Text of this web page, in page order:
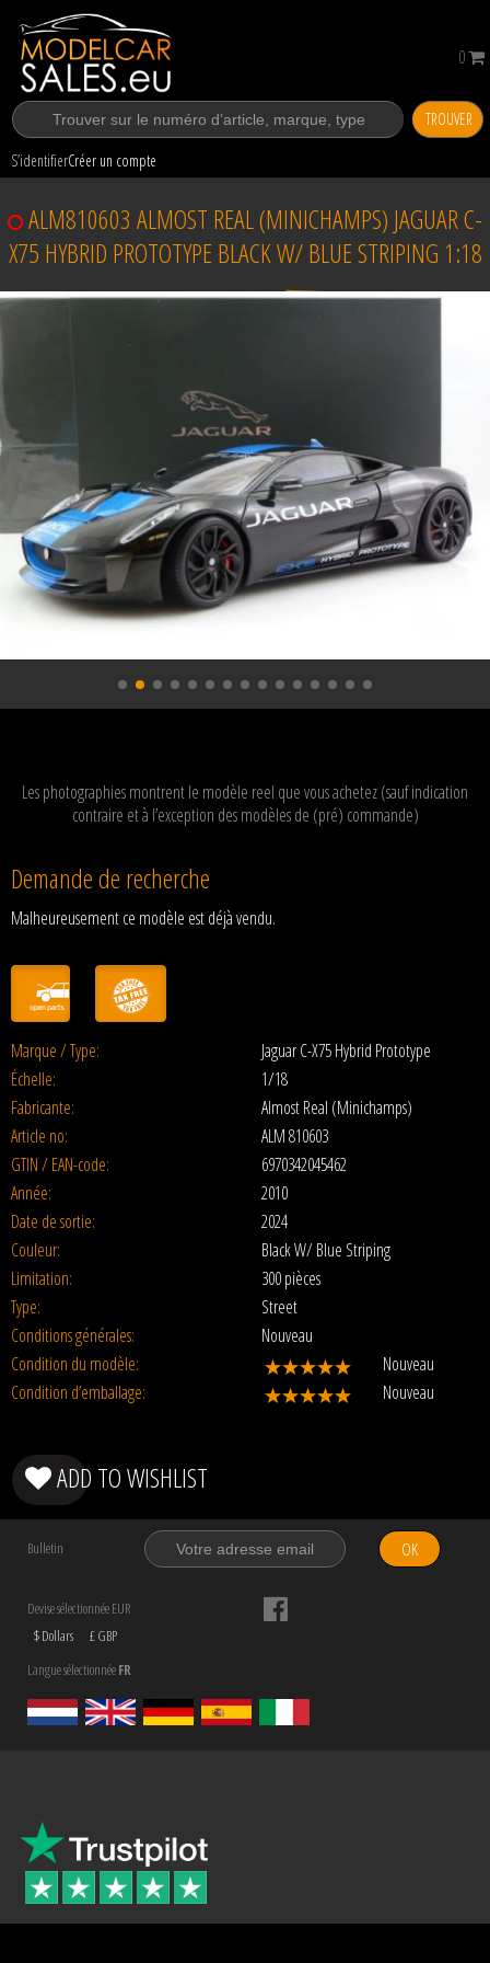
TROUVER
S’identifierCréer un compte
0
ALM810603 ALMOST REAL (MINICHAMPS) JAGUAR C-
X75 HYBRID PROTOTYPE BLACK W/ BLUE STRIPING 1:18
Les photographies montrent le modèle reel que vous achetez (sauf indication
contraire et à l’exception des modèles de (pré) commande)
Demande de recherche
Malheureusement ce modèle est déjà vendu.
Marque / Type:
Jaguar C-X75 Hybrid Prototype
Échelle:
1/18
Fabricante:
Almost Real (Minichamps)
Article no:
ALM 810603
GTIN / EAN-code:
6970342045462
Année:
2010
Date de sortie:
2024
Couleur:
Black W/ Blue Striping
Limitation:
300 pièces
Type:
Street
Conditions générales:
Nouveau
Condition du modèle:
Nouveau
Condition d’emballage:
Nouveau
ADD TO WISHLIST
Bulletin OK
Devise sélectionnée EUR
$ Dollars
£ GBP
Langue sélectionnéeFR